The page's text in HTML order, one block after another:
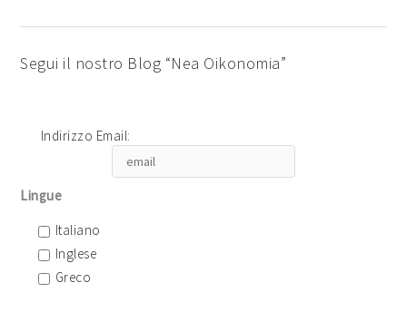
Segui il nostro Blog “Nea Oikonomia”
Indirizzo Email:
Lingue
Italiano
Inglese
Greco